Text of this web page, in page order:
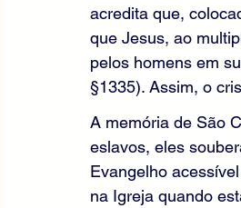
acredita que,
que Jesus, ao
pelos homens em
§1335). Assim, o
A memória de São
eslavos, eles
Evangelho
na Igreja quando